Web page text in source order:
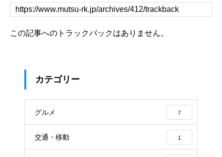
この記事へのトラックバックはありません。
カテゴリー
グルメ 7
交通・移動 1